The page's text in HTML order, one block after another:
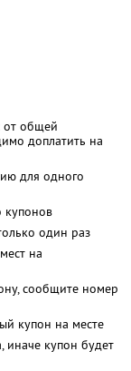
от общей
доплатить на
для одного
купонов
один раз
на
сообщите номер
купон на месте
иначе купон будет